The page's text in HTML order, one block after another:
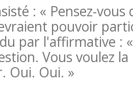
: « Pensez-
pouvoir
par l'affirmative :
Vous voulez
Oui. Oui. »